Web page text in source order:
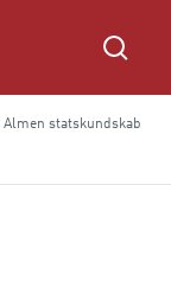
Almen statskundskab